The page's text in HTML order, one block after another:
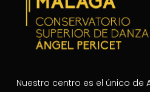
Nuestro centro es el único de